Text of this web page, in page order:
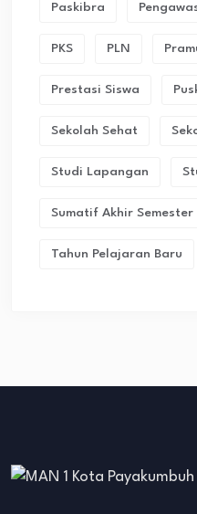
Paskibra
PKS PLN
Prestasi Siswa
Sekolah Sehat
Studi Lapangan
Sumatif Akhir Semester
Tahun Pelajaran Baru